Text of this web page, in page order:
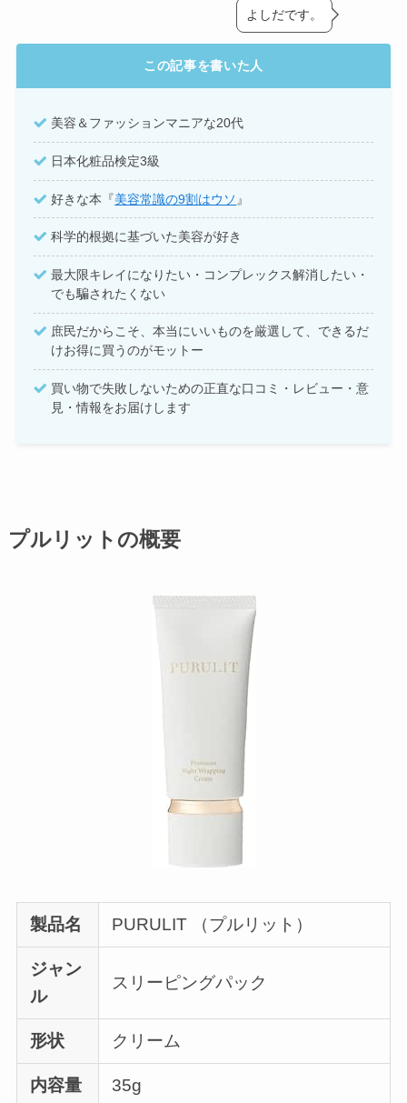
よしだです。
この記事を書いた人
美容＆ファッションマニアな20代
日本化粧品検定3級
好きな本『美容常識の9割はウソ 』
科学的根拠に基づいた美容が好き
最大限キレイになりたい・コンプレックス解消したい・
でも騙されたくない
庶民だからこそ、本当にいいものを厳選して、できるだ
けお得に買うのがモットー
買い物で失敗しないための正直な口コミ・レビュー・意
見・情報をお届けします
プルリットの概要
製品名 PURULIT （プルリット）
ジャン
ル
スリーピングパック
形状 クリーム
内容量 35g